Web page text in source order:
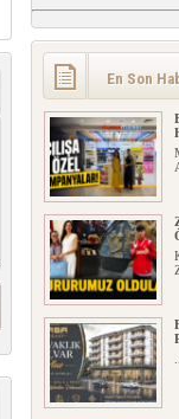
En Son